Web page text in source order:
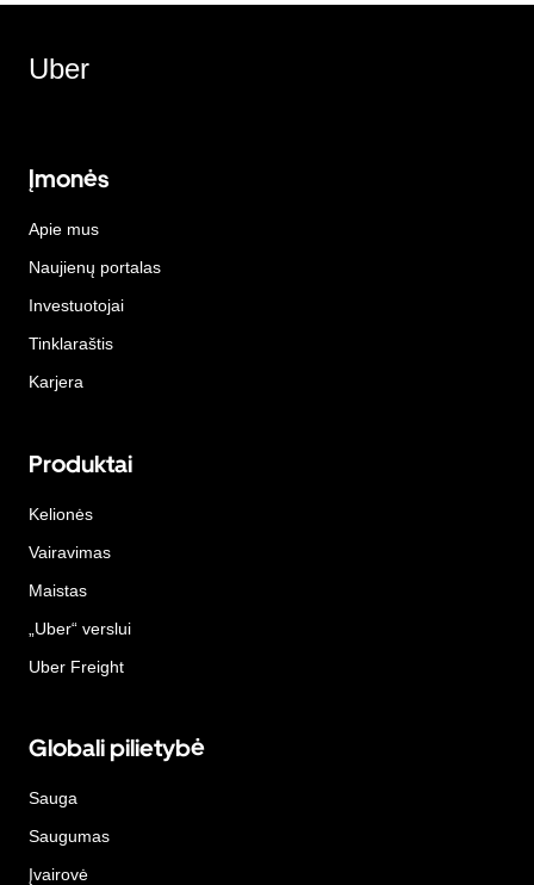
Uber
Įmonės
Apie mus
Naujienų portalas
Investuotojai
Tinklaraštis
Karjera
Produktai
Kelionės
Vairavimas
Maistas
„Uber“ verslui
Uber Freight
Globali pilietybė
Sauga
Saugumas
Įvairovė